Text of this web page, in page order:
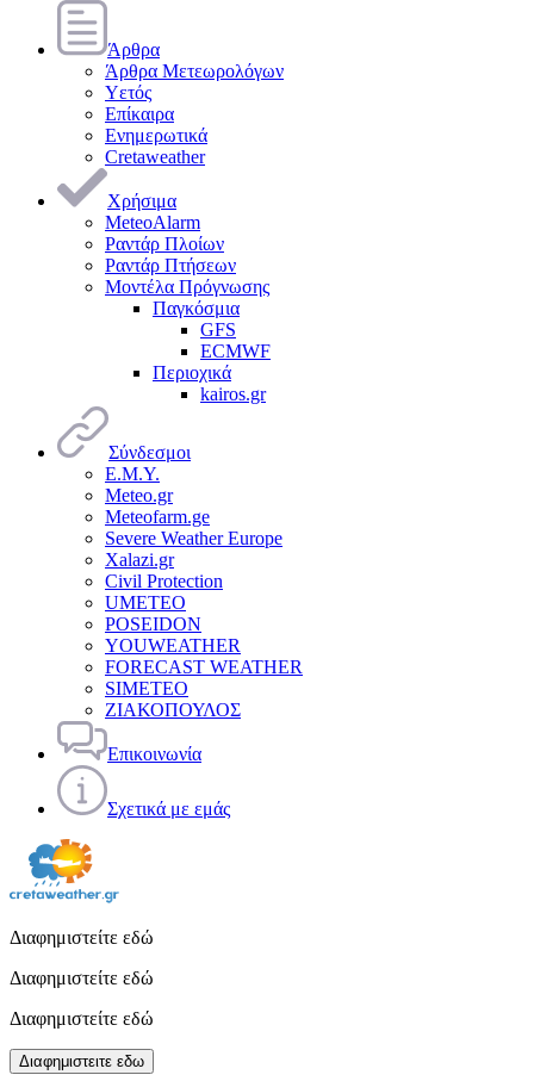
Άρθρα
Άρθρα Μετεωρολόγων
Υετός
Επίκαιρα
Ενημερωτικά
Cretaweather
Χρήσιμα
MeteoAlarm
Ραντάρ Πλοίων
Ραντάρ Πτήσεων
Μοντέλα Πρόγνωσης
Παγκόσμια
GFS
ECMWF
Περιοχικά
kairos.gr
Σύνδεσμοι
Ε.Μ.Υ.
Meteo.gr
Meteofarm.ge
Severe Weather Europe
Xalazi.gr
Civil Protection
UMETEO
POSEIDON
YOUWEATHER
FORECAST WEATHER
SIMETEO
ΖΙΑΚΟΠΟΥΛΟΣ
Επικοινωνία
Σχετικά με εμάς
Διαφημιστείτε εδώ
Διαφημιστείτε εδώ
Διαφημιστείτε εδώ
Διαφημιστειτε εδω